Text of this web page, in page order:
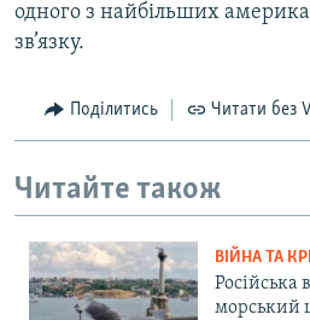
одного з найбільших
зв’язку.
Поділитись Читати без
Читайте також
ВІЙНА ТА
Російська
морський